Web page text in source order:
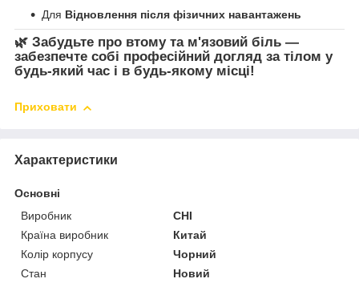
Для Відновлення після фізичних навантажень
🌿 Забудьте про втому та м'язовий біль —
забезпечте собі професійний догляд за тілом у
будь-який час і в будь-якому місці!
Приховати
Характеристики
Основні
Виробник
CHI
Країна виробник
Китай
Колір корпусу
Чорний
Стан
Новий